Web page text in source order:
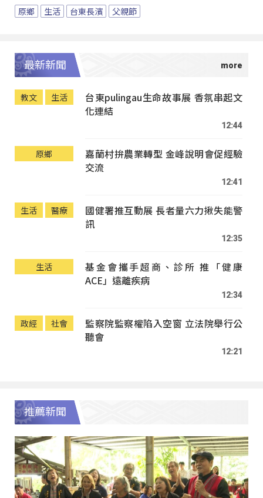
原鄉 生活 台東長濱 父親節
最新新聞
教文 生活
台東pulingau生命故事展 香氛串起文
化連結
12:44
原鄉
嘉蘭村拚農業轉型 金峰說明會促經驗
交流
12:41
生活 醫療
國健署推互動展 長者量六力揪失能警
訊
12:35
生活
基金會攜手超商、診所 推「健康
ACE」遠離疾病
12:34
政經 社會
監察院監察權陷入空窗 立法院舉行公
聽會
12:21
推薦新聞